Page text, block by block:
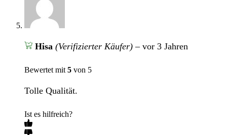
Hisa (Verifizierter Käufer) – vor 3 Jahren
Bewertet mit 5 von 5
Tolle Qualität.
Ist es hilfreich?